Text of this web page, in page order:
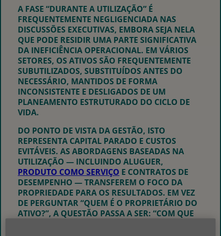
A FASE “DURANTE A UTILIZAÇÃO” É
FREQUENTEMENTE NEGLIGENCIADA NAS
DISCUSSÕES EXECUTIVAS, EMBORA SEJA NELA
QUE PODE RESIDIR UMA PARTE SIGNIFICATIVA
DA INEFICIÊNCIA OPERACIONAL. EM VÁRIOS
SETORES, OS ATIVOS SÃO FREQUENTEMENTE
SUBUTILIZADOS, SUBSTITUÍDOS ANTES DO
NECESSÁRIO, MANTIDOS DE FORMA
INCONSISTENTE E DESLIGADOS DE UM
PLANEAMENTO ESTRUTURADO DO CICLO DE
VIDA.
DO PONTO DE VISTA DA GESTÃO, ISTO
REPRESENTA CAPITAL PARADO E CUSTOS
EVITÁVEIS. AS ABORDAGENS BASEADAS NA
UTILIZAÇÃO — INCLUINDO ALUGUER,
PRODUTO COMO SERVIÇO E CONTRATOS DE
DESEMPENHO — TRANSFEREM O FOCO DA
PROPRIEDADE PARA OS RESULTADOS. EM VEZ
DE PERGUNTAR “QUEM É O PROPRIETÁRIO DO
ATIVO?”, A QUESTÃO PASSA A SER: “COM QUE